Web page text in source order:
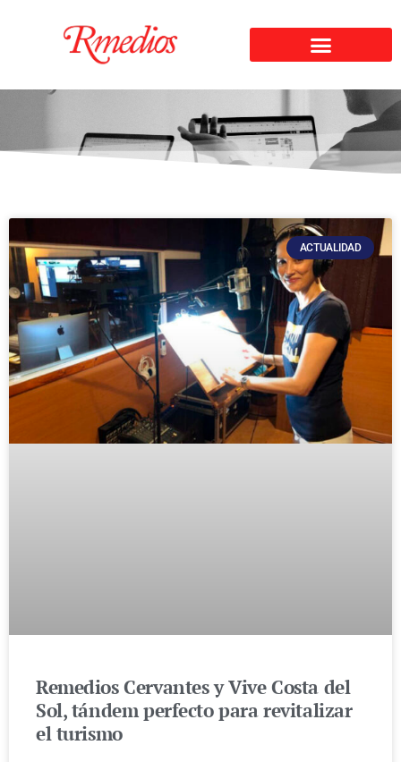
ACTUALIDAD
Remedios Cervantes y Vive Costa del
Sol, tándem perfecto para revitalizar
el turismo